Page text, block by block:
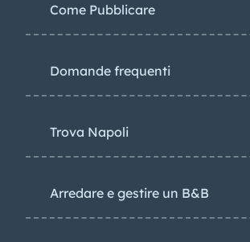
Come Pubblicare
Domande frequenti
Trova Napoli
Arredare e gestire un B&B